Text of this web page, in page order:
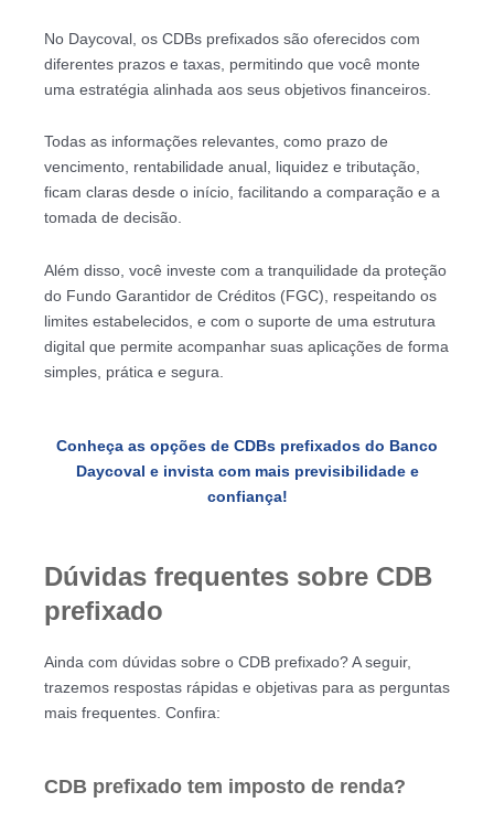
No Daycoval, os CDBs prefixados são oferecidos com
diferentes prazos e taxas, permitindo que você monte
uma estratégia alinhada aos seus objetivos financeiros.
Todas as informações relevantes, como prazo de
vencimento, rentabilidade anual, liquidez e tributação,
ficam claras desde o início, facilitando a comparação e a
tomada de decisão.
Além disso, você investe com a tranquilidade da proteção
do Fundo Garantidor de Créditos (FGC), respeitando os
limites estabelecidos, e com o suporte de uma estrutura
digital que permite acompanhar suas aplicações de forma
simples, prática e segura.
Conheça as opções de CDBs prefixados do Banco
Daycoval e invista com mais previsibilidade e
confiança!
Dúvidas frequentes sobre CDB
prefixado
Ainda com dúvidas sobre o CDB prefixado? A seguir,
trazemos respostas rápidas e objetivas para as perguntas
mais frequentes. Confira:
CDB prefixado tem imposto de renda?